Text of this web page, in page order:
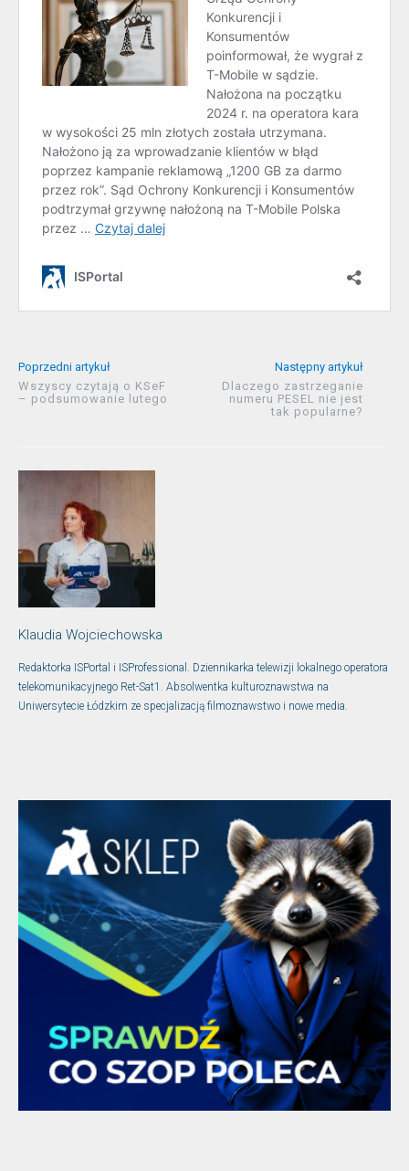
Poprzedni artykuł
Wszyscy czytają o KSeF
– podsumowanie lutego
Następny artykuł
Dlaczego zastrzeganie
numeru PESEL nie jest
tak popularne?
Klaudia Wojciechowska
Redaktorka ISPortal i ISProfessional. Dziennikarka telewizji lokalnego operatora
telekomunikacyjnego Ret-Sat1. Absolwentka kulturoznawstwa na
Uniwersytecie Łódzkim ze specjalizacją filmoznawstwo i nowe media.